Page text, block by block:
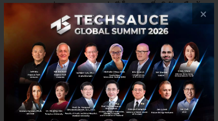
อาจจะมากกว่า 200-300% ต่อปี ในขณะที่บริษัทหรือหุ้น
ทั่วไปในตลาดจะเติบโตอย่างมากแค่ 15-20% ต่อปีก็ถือว่า
ใช้ได้แล้ว ถามว่ามีความเสี่ยงไหม แน่นอนว่ามี นั่นทำให้
เราต้องมีความเข้าใจใน Startup รวมไปถึงต้องให้ความ
สำคัญกับตัวของ Founder และบุคลากรต่างๆเพื่อให้เรา
สามารถเลือกทีมให้ถูกต้อง เราถึงจะเติบโตไปด้วยกันได้
นั่นเองครับ
×